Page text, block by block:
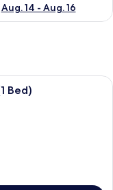
Aug. 14 - Aug. 16
mit einem Bett,
Bed)